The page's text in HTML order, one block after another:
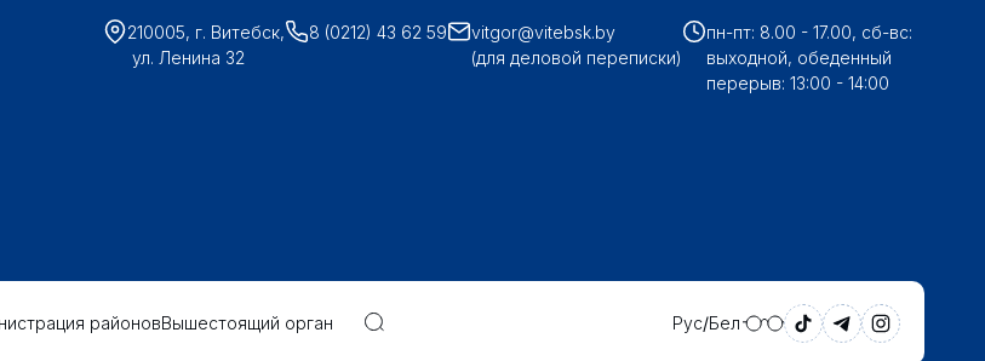
210005, г. Витебск,
ул. Ленина 32
8 (0212) 43 62 59
vitgor@vitebsk.by
(для деловой переписки)
пн-пт: 8.00 - 17.00, сб-вс:
выходной, обеденный
перерыв: 13:00 - 14:00
районовВышестоящий орган Рус Бел